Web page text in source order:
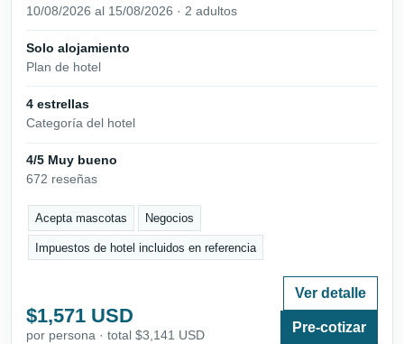
10/08/2026 al 15/08/2026 · 2 adultos
Solo alojamiento
Plan de hotel
4 estrellas
Categoría del hotel
4/5 Muy bueno
672 reseñas
Acepta mascotas Negocios
Impuestos de hotel incluidos en referencia
$1,571 USD
por persona · total $3,141 USD
Ver detalle
Pre-cotizar